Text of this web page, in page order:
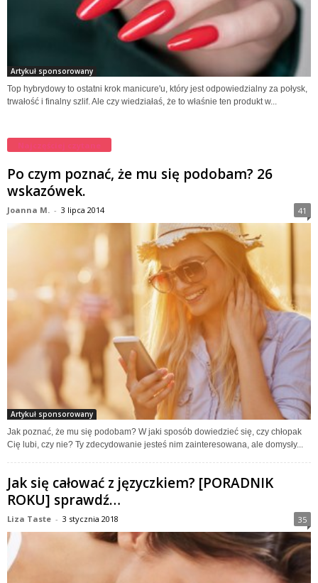
Artykuł sponsorowany
Top hybrydowy to ostatni krok manicure'u, który jest odpowiedzialny za połysk,
trwałość i finalny szlif. Ale czy wiedziałaś, że to właśnie ten produkt w...
Najczęściej czytane
Po czym poznać, że mu się podobam? 26
wskazówek.
Joanna M. - 3 lipca 2014 41
Artykuł sponsorowany
Jak poznać, że mu się podobam? W jaki sposób dowiedzieć się, czy chłopak
Cię lubi, czy nie? Ty zdecydowanie jesteś nim zainteresowana, ale domysły...
Jak się całować z języczkiem? [PORADNIK
ROKU] sprawdź…
Liza Taste - 3 stycznia 2018 35